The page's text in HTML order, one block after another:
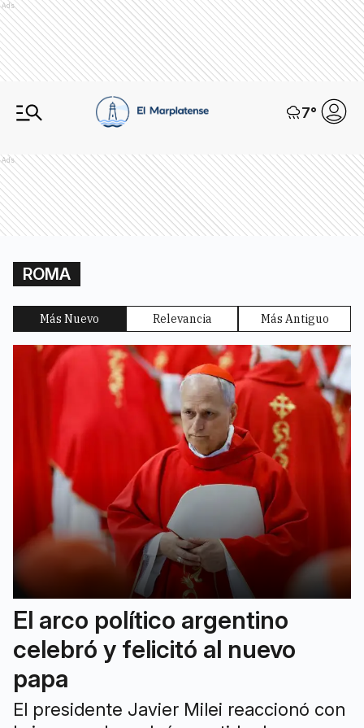
Ads
7°
Ads
ROMA
Más Nuevo Relevancia Más Antiguo
El arco político argentino
celebró y felicitó al nuevo
papa
El presidente Javier Milei reaccionó con